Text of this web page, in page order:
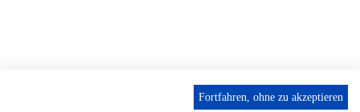
Fortfahren, ohne zu akzeptieren